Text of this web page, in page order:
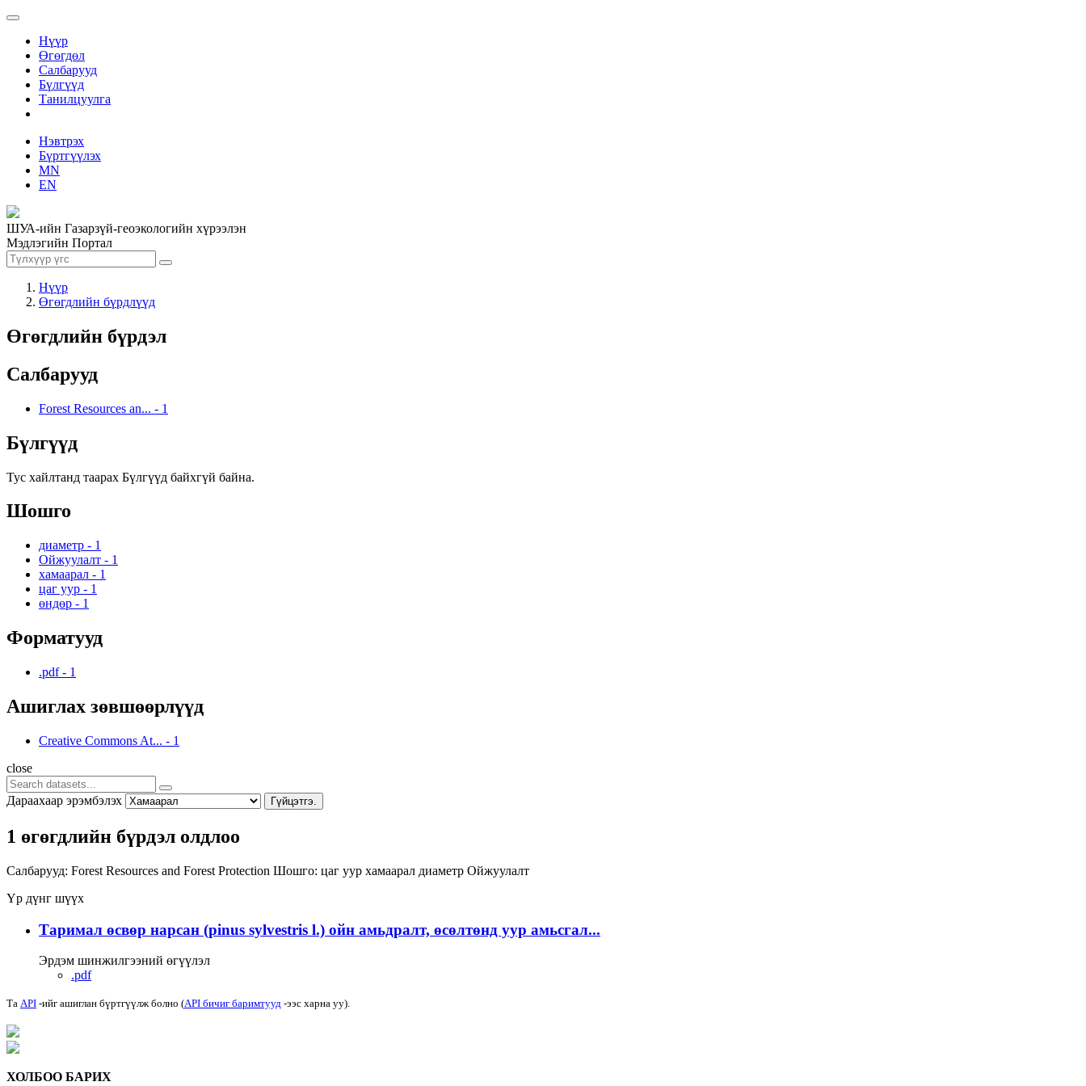
Нүүр
Өгөгдөл
Салбарууд
Бүлгүүд
Танилцуулга
Нэвтрэх
Бүртгүүлэх
MN
EN
ШУА-ийн Газарзүй-геоэкологийн хүрээлэн
Мэдлэгийн Портал
Нүүр
Өгөгдлийн бүрдлүүд
Өгөгдлийн бүрдэл
Салбарууд
Forest Resources an... - 1
Бүлгүүд
Тус хайлтанд таарах Бүлгүүд байхгүй байна.
Шошго
диаметр - 1
Ойжуулалт - 1
хамаарал - 1
цаг уур - 1
өндөр - 1
Форматууд
.pdf - 1
Ашиглах зөвшөөрлүүд
Creative Commons At... - 1
close
Дараахаар эрэмбэлэх Гүйцэтгэ.
1 өгөгдлийн бүрдэл олдлоо
Салбарууд: Forest Resources and Forest Protection Шошго: цаг уур хамаарал диаметр Ойжуулалт
Үр дүнг шүүх
Таримал өсвөр нарсан (pinus sylvestris l.) ойн амьдралт, өсөлтөнд уур амьсгал...
Эрдэм шинжилгээний өгүүлэл
.pdf
Та API -ийг ашиглан бүртгүүлж болно (API бичиг баримтууд -ээс харна уу).
ХОЛБОО БАРИХ